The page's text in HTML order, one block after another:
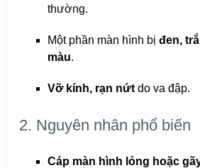
thường.
Một phần màn hình bị đen,
màu.
Vỡ kính, rạn nứtdo va đập.
2. Nguyên nhân phổ biến
Cáp màn hình lỏng hoặc